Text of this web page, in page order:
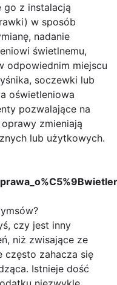
go z instalacją
w sposób
nadanie
świetlnemu,
odpowiednim miejscu
soczewki lub
oświetleniowa
pozwalające na
zmieniają
lub użytkowych.
czy jest inny
niż zwisające ze
często zahacza się
Istnieje dość